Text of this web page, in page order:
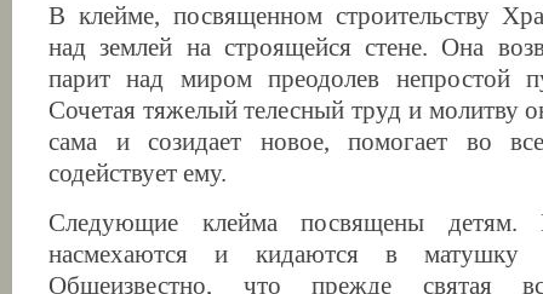
В клейме, посвященном строительству
над землей на строящейся стене. Она
парит над миром преодолев непростой
Сочетая тяжелый телесный труд и молитву
сама и созидает новое, помогает во
содействует ему.
Следующие клейма посвящены
насмехаются и кидаются в матушку
Общеизвестно, что прежде святая